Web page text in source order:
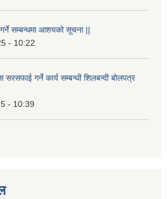
सम्बन्धमा आशयको सूचना ||
- 10:22
गर्ने कार्य सम्बन्धी शिलबन्दी बोलपत्र
- 10:39